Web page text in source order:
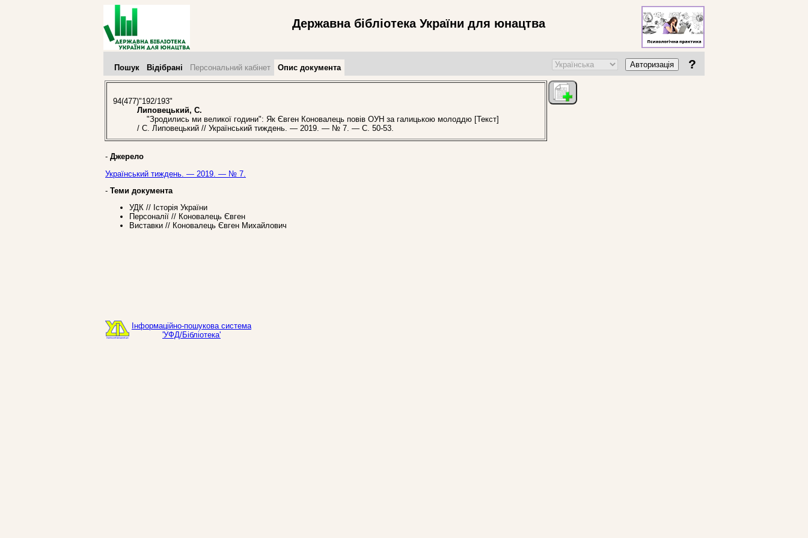
Державна бібліотека України для юнацтва
Пошук Відібрані Персональний кабінет Опис документа Авторизація ?
94(477)"192/193"
Липовецький, С.
"Зродились ми великої години": Як Євген Коновалець повів ОУН за галицькою молоддю [Текст]
/ С. Липовецький // Український тиждень. — 2019. — № 7. — С. 50-53.
- Джерело
Український тиждень. — 2019. — № 7.
- Теми документа
УДК // Історія України
Персоналії // Коновалець Євген
Виставки // Коновалець Євген Михайлович
Інформаційно-пошукова система
'УФД/Бібліотека'